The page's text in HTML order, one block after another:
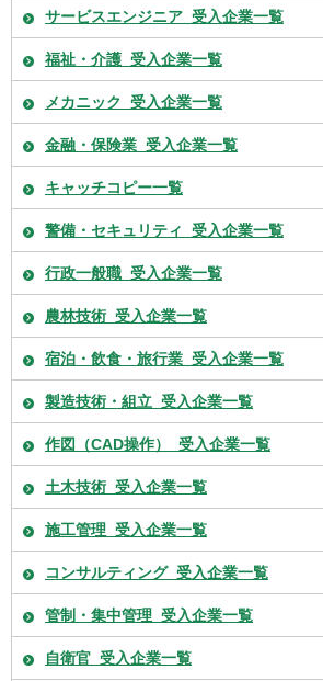
サービスエンジニア_受入企業一覧
福祉・介護_受入企業一覧
メカニック_受入企業一覧
金融・保険業_受入企業一覧
キャッチコピー一覧
警備・セキュリティ_受入企業一覧
行政一般職_受入企業一覧
農林技術_受入企業一覧
宿泊・飲食・旅行業_受入企業一覧
製造技術・組立_受入企業一覧
作図（CAD操作）_受入企業一覧
土木技術_受入企業一覧
施工管理_受入企業一覧
コンサルティング_受入企業一覧
管制・集中管理_受入企業一覧
自衛官_受入企業一覧